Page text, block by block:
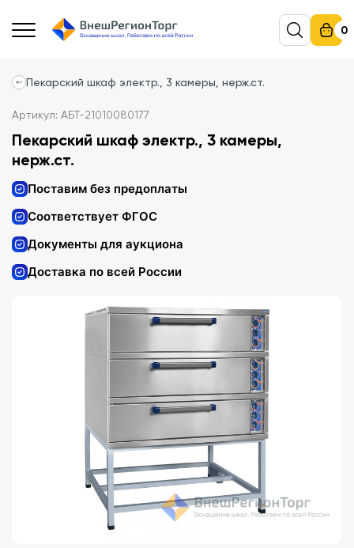
0
Пекарский шкаф электр., 3 камеры, нерж.ст.
Артикул: АБТ-21010080177
Пекарский шкаф электр., 3 камеры,
нерж.ст.
Поставим без предоплаты
Соответствует ФГОС
Документы для аукциона
Доставка по всей России